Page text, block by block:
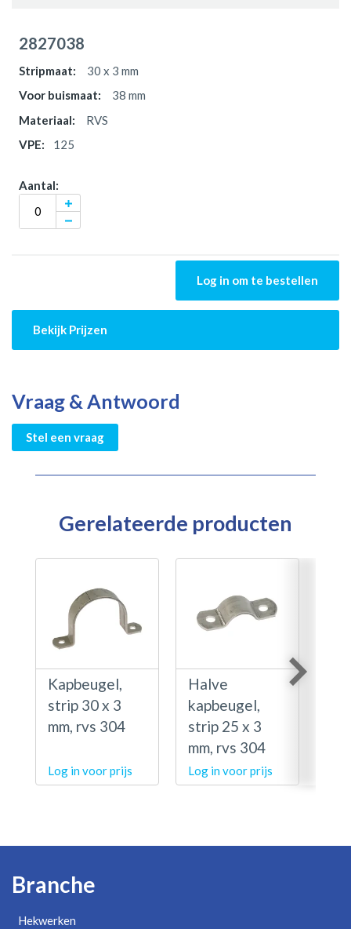
2827038
30 x 3 mm
38 mm
RVS
125
Log in om te bestellen
Bekijk Prijzen
Vraag & Antwoord
Stel een vraag
Gerelateerde producten
Kapbeugel,
strip 30 x 3
mm, rvs 304
Log in voor prijs
Halve
kapbeugel,
strip 25 x 3
mm, rvs 304
Log in voor prijs
Branche
Hekwerken